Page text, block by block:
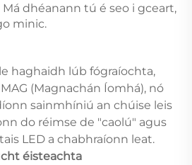
dhéanann tú é seo i gceart,
minic.
haghaidh lúb fógraíochta,
(Magnachán Íomhá), nó
sainmhíniú an chúise leis
do réimse de "caolú" agus
LED a chabhraíonn leat.
éisteachta